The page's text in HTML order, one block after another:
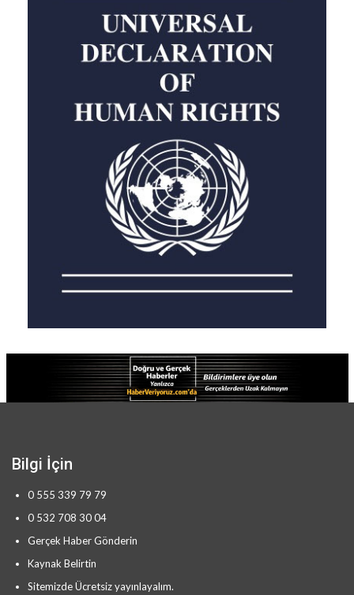
Bilgi İçin
0 555 339 79 79
0 532 708 30 04
Gerçek Haber Gönderin
Kaynak Belirtin
Sitemizde Ücretsiz yayınlayalım.